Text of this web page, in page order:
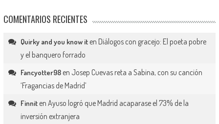
COMENTARIOS RECIENTES
Quirky and you know iten Diálogos con gracejo: El poeta pobre
y el banquero forrado
Fancyotter98en Josep Cuevas reta a Sabina, con su canción
‘Fragancias de Madrid’
Finniten Ayuso logró que Madrid acaparase el 73% de la
inversión extranjera